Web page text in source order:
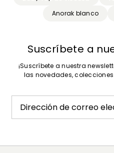
Anorak blanco
Suscríbete a
¡Suscríbete a nuestra
las novedades,
Dirección de correo